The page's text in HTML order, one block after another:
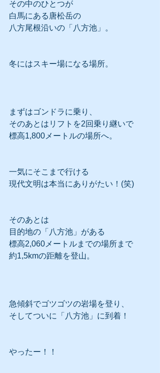
その中のひとつが
白馬にある唐松岳の
八方尾根沿いの「八方池」。
冬にはスキー場になる場所。
まずはゴンドラに乗り、
そのあとはリフトを2回乗り継いで
標高1,800メートルの場所へ。
一気にそこまで行ける
現代文明は本当にありがたい！(笑)
そのあとは
目的地の「八方池」がある
標高2,060メートルまでの場所まで
約1,5kmの距離を登山。
急傾斜でゴツゴツの岩場を登り、
そしてついに「八方池」に到着！
やったー！！